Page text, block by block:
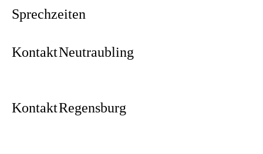
Sprechzeiten
Kontakt Neutraubling
Kontakt Regensburg